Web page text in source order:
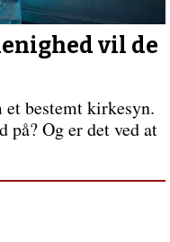
vil de
bestemt kirkesyn.
på? Og er det ved at